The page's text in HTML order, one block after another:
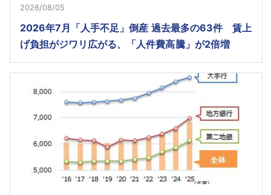
2026/08/05
2026年7月「人手不足」倒産 過去最多の63件 賃上
げ負担がジワリ広がる、「人件費高騰」が2倍増